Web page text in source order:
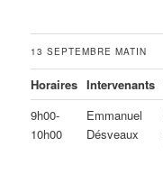
13 SEPTEMBRE MATIN
Horaires Intervenants
9h00-
10h00
Emmanuel
Désveaux